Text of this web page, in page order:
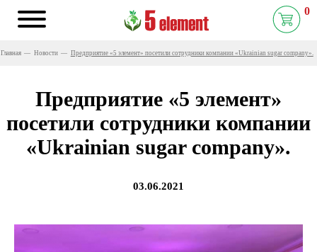
0
Главная Новости Предприятие «5 элемент» посетили сотрудники компании «Ukrainian sugar company».
Предприятие «5 элемент»
посетили сотрудники компании
«Ukrainian sugar company».
03.06.2021